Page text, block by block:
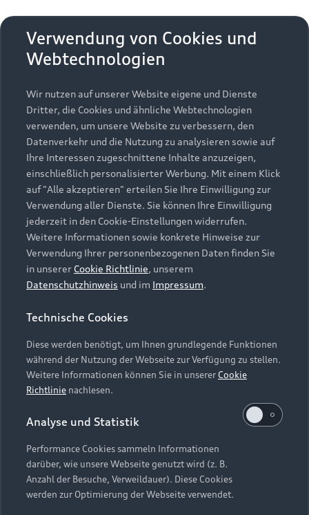
Zurück nach oben
Modelle
Alle Modelle
Modelle vergleichen
Elektromodelle
Plug-in-Hybride
Kaufen & leasen
Neuwagensuche
Gebrauchtwagensuche
Gebrauchtwagen
Finanzierung
Aktionen & Angebote
Geschäftskunden
Service & Zubehör
Saisonale Angebote
Audi Services
Garantie
Audi digital services
myAudi
Support
Kundenservice
Händlersuche
Audi Code
Online-Terminvereinbarung
Servicekontakt
Vertrag widerrufen
Über Audi
Unternehmen
Karriere
Investor Relations
Presse & Media Center
Datenschutz
Audi erleben
Newsletter
Impressum Rechtliches
Hinweisgebersystem
Datenschutzinformation
Cookie-Einstellungen
Cookie-Richtlinie
Barrierefreiheit
Hinweis: Die aktuelle Darstellung und Anordnung der
Embleme am Fahrzeug bei allen Abbildungen auf dieser
Webseite kann abweichen.
Verwendung von Cookies und
Webtechnologien
Wir nutzen auf unserer Website eigene und Dienste
Dritter, die Cookies und ähnliche Webtechnologien
verwenden, um unsere Website zu verbessern, den
Datenverkehr und die Nutzung zu analysieren sowie auf
Ihre Interessen zugeschnittene Inhalte anzuzeigen,
einschließlich personalisierter Werbung. Mit einem Klick
auf "Alle akzeptieren" erteilen Sie Ihre Einwilligung zur
Verwendung aller Dienste. Sie können Ihre Einwilligung
jederzeit in den Cookie-Einstellungen widerrufen.
Weitere Informationen sowie konkrete Hinweise zur
Verwendung Ihrer personenbezogenen Daten finden Sie
in unserer Cookie Richtlinie, unserem
Datenschutzhinweis und im Impressum.
Technische Cookies
Diese werden benötigt, um Ihnen grundlegende Funktionen
während der Nutzung der Webseite zur Verfügung zu stellen.
Weitere Informationen können Sie in unsererCookie
Richtlinie nachlesen.
Analyse und Statistik
Performance Cookies sammeln Informationen
darüber, wie unsere Webseite genutzt wird (z. B.
Anzahl der Besuche, Verweildauer). Diese Cookies
werden zur Optimierung der Webseite verwendet.